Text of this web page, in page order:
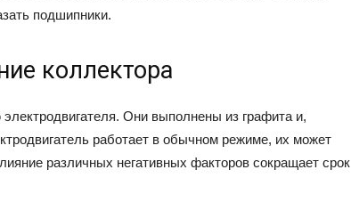
подшипники.
коллектора
Они выполнены из графита и,
работает в обычном режиме, их может
различных негативных факторов сокращает срок